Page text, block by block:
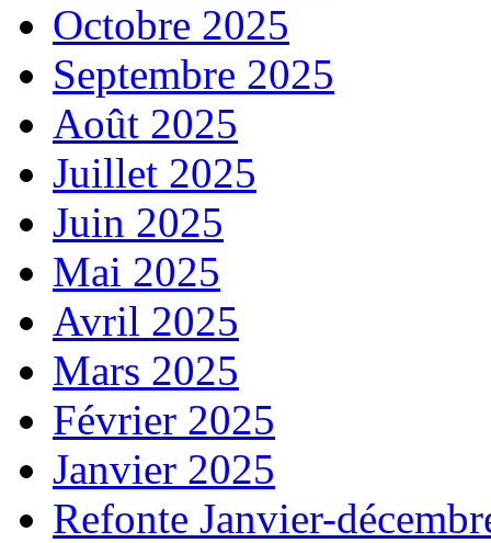
Octobre 2025
Septembre 2025
Août 2025
Juillet 2025
Juin 2025
Mai 2025
Avril 2025
Mars 2025
Février 2025
Janvier 2025
Refonte Janvier-